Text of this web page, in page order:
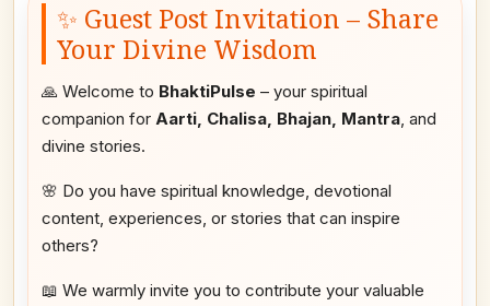
✨ Guest Post Invitation – Share
Your Divine Wisdom
🙏 Welcome to BhaktiPulse – your spiritual
companion for Aarti, Chalisa, Bhajan, Mantra, and
divine stories.
🌸 Do you have spiritual knowledge, devotional
content, experiences, or stories that can inspire
others?
📖 We warmly invite you to contribute your valuable